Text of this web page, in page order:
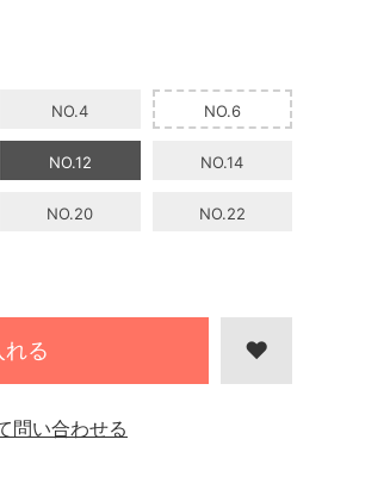
NO.4 NO.6
NO.12 NO.14
NO.20 NO.22
る
問い合わせる